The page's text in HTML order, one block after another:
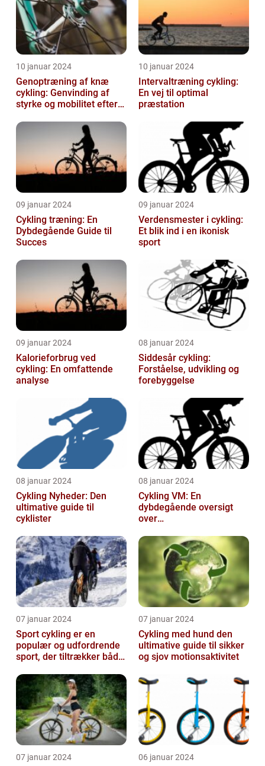
10 januar 2024
Genoptræning af knæ
cykling: Genvinding af
styrke og mobilitet efter
10 januar 2024
Intervaltræning cykling:
En vej til optimal
præstation
09 januar 2024
Cykling træning: En
Dybdegående Guide til
Succes
09 januar 2024
Verdensmester i cykling:
Et blik ind i en ikonisk
sport
09 januar 2024
Kalorieforbrug ved
cykling: En omfattende
analyse
08 januar 2024
Siddesår cykling:
Forståelse, udvikling og
forebyggelse
08 januar 2024
Cykling Nyheder: Den
ultimative guide til
cyklister
08 januar 2024
Cykling VM: En
dybdegående oversigt
over
cykling
07 januar 2024
Sport cykling er en
populær og udfordrende
sport, der tiltrækker både
professionelle atl...
07 januar 2024
Cykling med hund den
ultimative guide til sikker
og sjov motionsaktivitet
07 januar 2024 06 januar 2024